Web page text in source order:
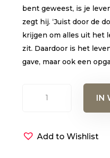
bent geweest, is je
zegt hij. ‘Juist door de
krijgen om alles uit het
zit. Daardoor is het
gave, maar ook een
(e-
IN
Add to Wishlist